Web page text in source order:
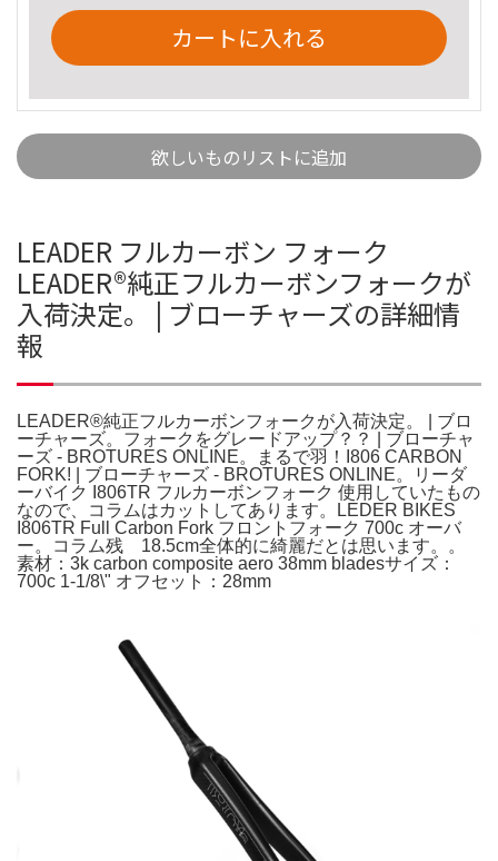
カートに入れる
欲しいものリストに追加
LEADER フルカーボン フォーク
LEADER®︎純正フルカーボンフォークが
入荷決定。 | ブローチャーズの詳細情
報
LEADER®︎純正フルカーボンフォークが入荷決定。 | ブロ
ーチャーズ。フォークをグレードアップ？？ | ブローチャ
ーズ - BROTURES ONLINE。まるで羽！I806 CARBON
FORK! | ブローチャーズ - BROTURES ONLINE。リーダ
ーバイク I806TR フルカーボンフォーク 使用していたもの
なので、コラムはカットしてあります。LEDER BIKES
I806TR Full Carbon Fork フロントフォーク 700c オーバ
ー。コラム残 18.5cm全体的に綺麗だとは思います。。
素材：3k carbon composite aero 38mm bladesサイズ：
700c 1-1/8\" オフセット：28mm